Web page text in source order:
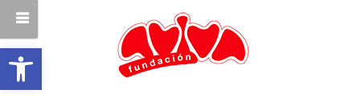
Abrir barra de herramientas